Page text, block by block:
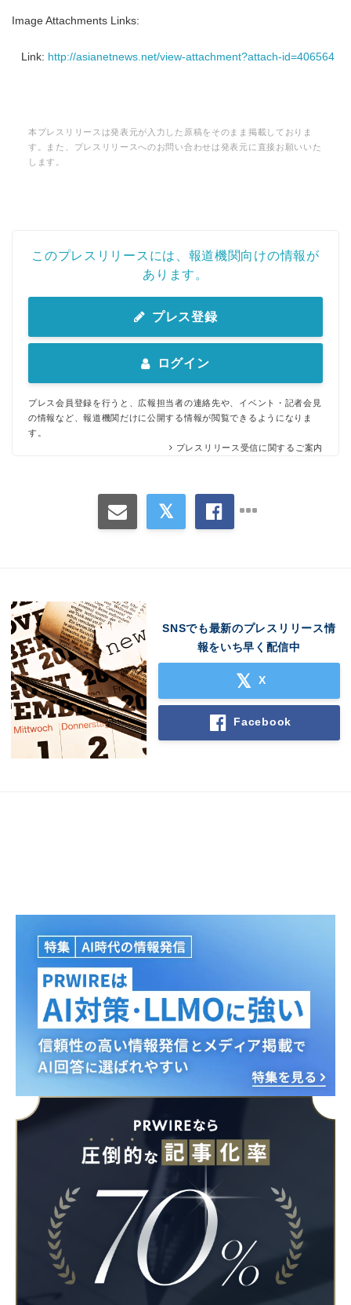
Image Attachments Links:
Link: http://asianetnews.net/view-attachment?attach-id=406564
本プレスリリースは発表元が入力した原稿をそのまま掲載しておりま
す。また、プレスリリースへのお問い合わせは発表元に直接お願いいた
します。
このプレスリリースには、報道機関向けの情報が
あります。
プレス登録
ログイン
プレス会員登録を行うと、広報担当者の連絡先や、イベント・記者会見
の情報など、報道機関だけに公開する情報が閲覧できるようになりま
す。
プレスリリース受信に関するご案内
SNSでも最新のプレスリリース情
報をいち早く配信中
X
Facebook
Japanese